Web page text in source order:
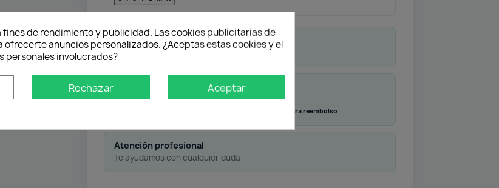
Envío gratuito
Desde 50 € en península
Contra reembolso
Atención profesional
Te ayudamos con cualquier duda
fines de rendimiento y publicidad. Las cookies publicitarias de
anuncios personalizados. ¿Aceptas estas cookies y el
personales involucrados?
Rechazar Aceptar